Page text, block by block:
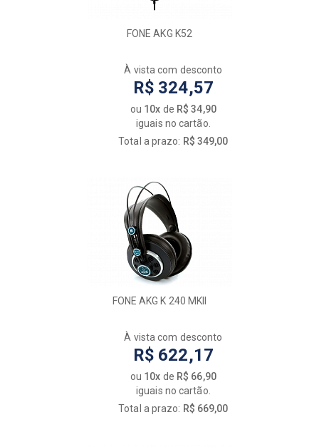
FONE AKG K52
À vista com desconto
R$ 324,57
ou 10x de R$ 34,90
iguais no cartão.
Total a prazo: R$ 349,00
FONE AKG K 240 MKII
À vista com desconto
R$ 622,17
ou 10x de R$ 66,90
iguais no cartão.
Total a prazo: R$ 669,00